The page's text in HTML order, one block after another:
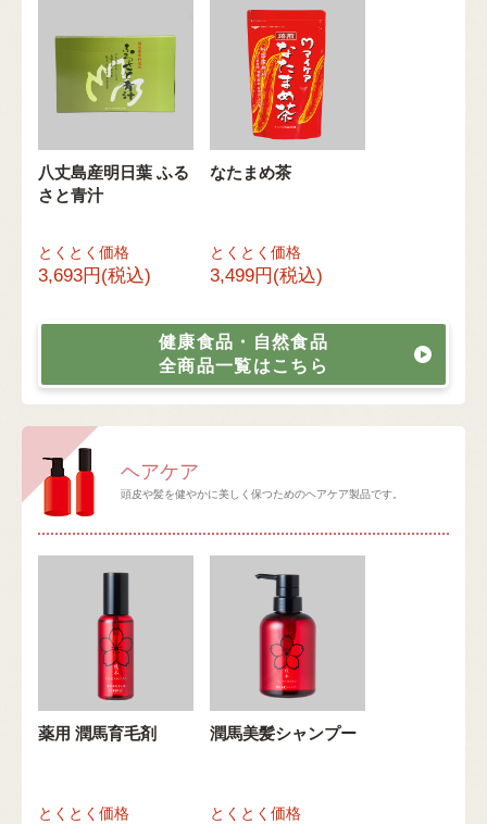
八丈島産明日葉 ふる
さと青汁
とくとく価格
3,693円(税込)
なたまめ茶
とくとく価格
3,499円(税込)
健康食品・自然食品
全商品一覧はこちら
ヘアケア
頭皮や髪を健やかに美しく保つためのヘアケア製品です。
薬用 潤馬育毛剤
とくとく価格
潤馬美髪シャンプー
とくとく価格